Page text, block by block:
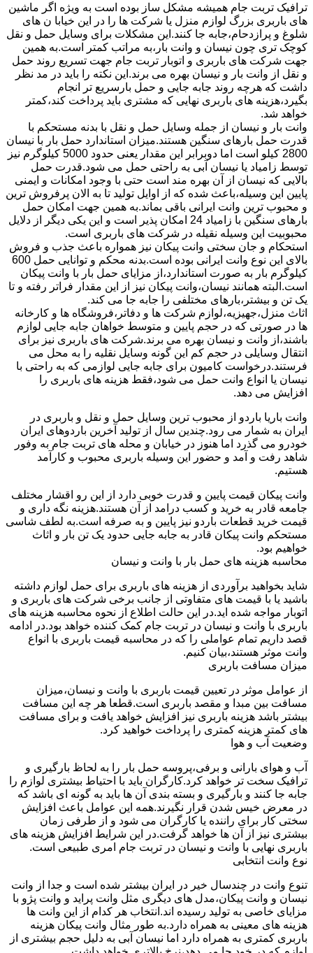
ترافیک تربت جام همیشه مشکل ساز بوده است به ویژه اگر ماشین
های باربری بزرگ لوازم منزل یا شرکت ها را در این خیابا ن های
شلوغ و پرازدحام،جابه جا کنند.این مشکلات برای وسایل حمل و نقل
کوچک تری چون نیسان و وانت بار،به مراتب کمتر است.به همین
جهت شرکت های باربری و اتوبار تربت جام جهت تسریع روند حمل
و نقل از وانت بار و نیسان بهره می برند.این نکته را باید در مد نظر
داشت که هرچه روند جابه جایی و حمل بارسریع تر انجام
بگیرد،هزینه های باربری نهایی که مشتری باید پرداخت کند،کمتر
خواهد شد.
وانت بار و نیسان از جمله وسایل حمل و نقل با بدنه مستحکم با
قدرت حمل بارهای سنگین هستند.میزان استاندارد حمل بار با نیسان
2800 کیلو است اما دوبرابر این مقدار یعنی حدود 5000 کیلوگرم نیز
توسط زامیاد یا نیسان آبی به راحتی حمل می شود.قدرت حمل
بالایی که نیسان از آن بهره مند است حتی با وجود امکانات و ایمنی
پایین این وسیله،باعث شده که از اوایل تولید تا به الان پرفروش ترین
و محبوب ترین وانت ایرانی باقی بماند.به همین جهت امکان حمل
بارهای سنگین با زامیاد 24 امکان پذیر است و این یکی دیگر از دلایل
محبوبیت این وسیله نقیله در شرکت های باربری است.
استحکام و جان سختی وانت پیکان نیز همواره باعث جذب و فروش
بالای این نوع وانت ایرانی بوده است.بدنه محکم و توانایی حمل 600
کیلوگرم بار به صورت استاندارد،از مزایای حمل بار با وانت پیکان
است.البته همانند نیسان،وانت پیکان نیز از این مقدار فراتر رفته و تا
یک تن و بیشتر،بارهای مختلفی را جابه جا می کند.
اثاث منزل،جهیزیه،لوازم شرکت ها و دفاتر،فروشگاه ها و کارخانه
ها در صورتی که در حجم پایین و متوسط خواهان جابه جایی لوازم
باشند،از وانت و نیسان بهره می برند.شرکت های باربری نیز برای
انتقال وسایلی در حجم کم این گونه وسایل نقلیه را به محل می
فرستند.درخواست کامیون برای جابه جایی لوازمی که به راحتی با
نیسان یا انواع وانت حمل می شود،فقط هزینه های باربری را
افزایش می دهد.
وانت باریا باردو از محبوب ترین وسایل حمل و نقل و باربری در
ایران به شمار می رود.چندین سال از تولید آخرین باردوهای ایران
خودرو می گذرد اما هنوز در خیابان و محله های تربت جام به وفور
شاهد رفت و آمد و حضور این وسیله باربری محبوب و کارآمد
هستیم.
وانت پیکان قیمت پایین و قدرت خوبی دارد از این رو اقشار مختلف
جامعه قادر به خرید و کسب درامد از آن هستند.هزینه نگه داری و
قیمت خرید قطعات باردو نیز پایین و به صرفه است.به لطف شاسی
مستحکم وانت پیکان قادر به جابه جایی حدود یک تن بار و اثاث
خواهیم بود.
محاسبه هزینه های حمل بار با وانت و نیسان
شاید بخواهید برآوردی از هزینه های باربری برای حمل لوازم داشته
باشید یا با قیمت های متفاوتی از جانب برخی شرکت های باربری و
اتوبار مواجه شده اید.در این حالت اطلاع از نحوه محاسبه هزینه های
باربری با وانت و نیسان در تربت جام کمک کننده خواهد بود.در ادامه
قصد داریم تمام عواملی را که در محاسبه قیمت باربری با انواع
وانت موثر هستند،بیان کنیم.
میزان مسافت باربری
از عوامل موثر در تعیین قیمت باربری با وانت و نیسان،میزان
مسافت بین مبدا و مقصد باربری است.قطعا هر چه این مسافت
بیشتر باشد هزینه باربری نیز افزایش خواهد یافت و برای مسافت
های کمتر هزینه کمتری را پرداخت خواهید کرد.
وضعیت آب و هوا
آب و هوای بارانی و برفی،پروسه حمل بار را به لحاظ بارگیری و
ترافیک سخت تر خواهد کرد.کارگران باید با احتیاط بیشتری لوازم را
جابه جا کنند و بارگیری و بسته بندی آن ها باید به گونه ای باشد که
در معرض خیس شدن قرار نگیرند.همه این عوامل باعث افزایش
سختی کار برای راننده یا کارگران می شود و از طرفی زمان
بیشتری نیز از آن ها خواهد گرفت.در این شرایط افزایش هزینه های
باربری نهایی با وانت و نیسان در تربت جام امری طبیعی است.
نوع وانت انتخابی
تنوع وانت در چندسال خیر در ایران بیشتر شده است و جدا از وانت
نیسان و وانت پیکان،مدل های دیگری مثل وانت پراید و وانت پژو با
مزایای خاصی به تولید رسیده اند.انتخاب هر کدام از این وانت ها
هزینه های معینی به همراه دارد.به طور مثال وانت پیکان هزینه
باربری کمتری به همراه دارد اما نیسان آبی به دلیل حجم بیشتری از